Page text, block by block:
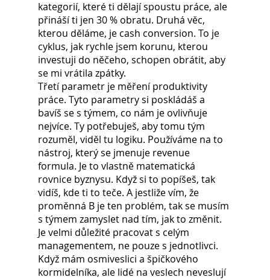
kategorií, které ti dělají spoustu práce, ale
přináší ti jen 30 % obratu. Druhá věc,
kterou děláme, je cash conversion. To je
cyklus, jak rychle jsem korunu, kterou
investuji do něčeho, schopen obrátit, aby
se mi vrátila zpátky.
Třetí parametr je měření produktivity
práce. Tyto parametry si poskládáš a
bavíš se s týmem, co nám je ovlivňuje
nejvíce. Ty potřebuješ, aby tomu tým
rozuměl, viděl tu logiku. Používáme na to
nástroj, který se jmenuje revenue
formula. Je to vlastně matematická
rovnice byznysu. Když si to popíšeš, tak
vidíš, kde ti to teče. A jestliže vím, že
proměnná B je ten problém, tak se musím
s týmem zamyslet nad tím, jak to změnit.
Je velmi důležité pracovat s celým
managementem, ne pouze s jednotlivci.
Když mám osmiveslici a špičkového
kormidelníka, ale lidé na veslech neveslují